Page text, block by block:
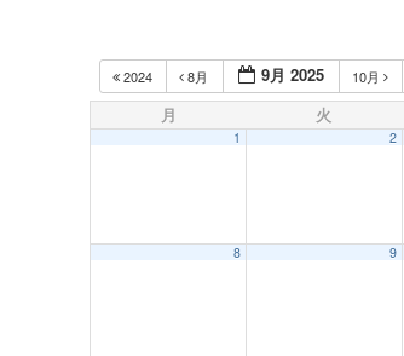
2024 8月 9月 2025 10月
月 火
1 2
8 9